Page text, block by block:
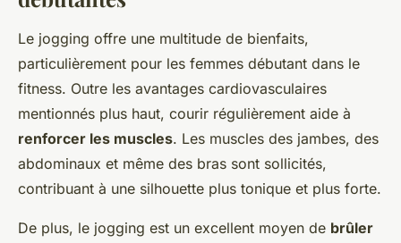
Le jogging offre une multitude de bienfaits,
particulièrement pour les femmes débutant dans le
fitness. Outre les avantages cardiovasculaires
mentionnés plus haut, courir régulièrement aide à
renforcer les muscles. Les muscles des jambes, des
abdominaux et même des bras sont sollicités,
contribuant à une silhouette plus tonique et plus forte.
De plus, le jogging est un excellent moyen de brûler